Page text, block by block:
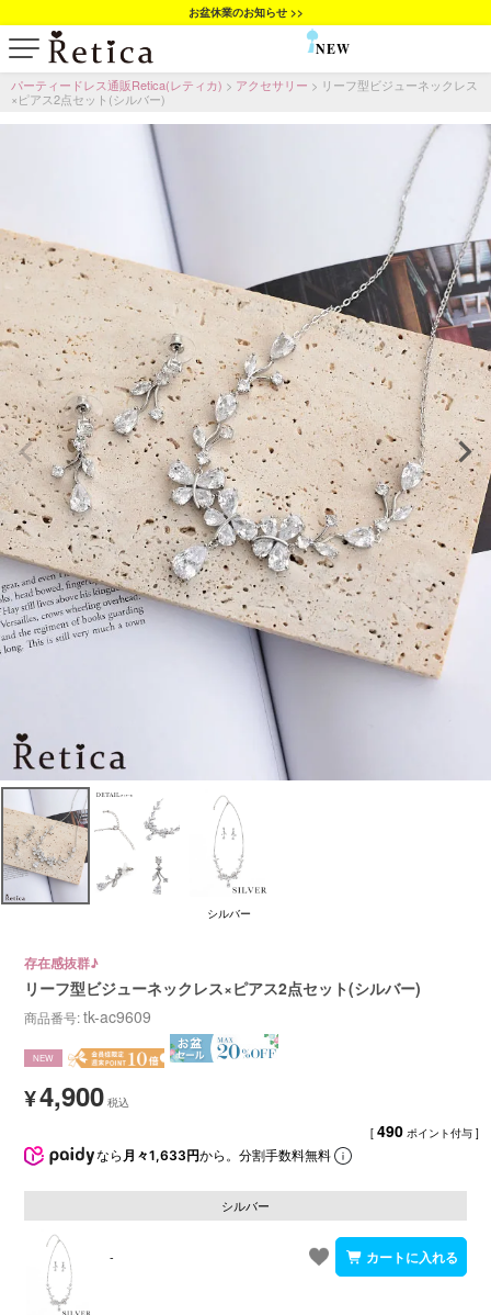
お盆休業のお知らせ >>
NEW
パーティードレス通販Retica(レティカ) アクセサリー
リーフ型ビジューネックレス
×ピアス2点セット(シルバー)
シルバー
存在感抜群♪
リーフ型ビジューネックレス×ピアス2点セット(シルバー)
商品番号 tk-ac9609
NEW
¥4,900
[ 490 ポイント付与 ]
なら 月々1,633円から。分割手数料無料
シルバー
-